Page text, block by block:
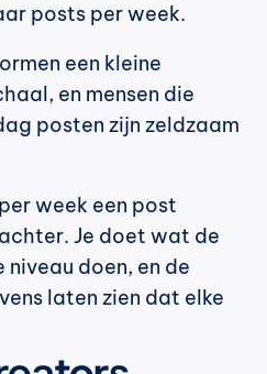
posts per week.
een kleine
en mensen die
posten zijn zeldzaam
week een post
Je doet wat de
niveau doen, en de
laten zien dat elke